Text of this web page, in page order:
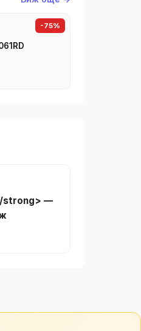
-75%
strong> —